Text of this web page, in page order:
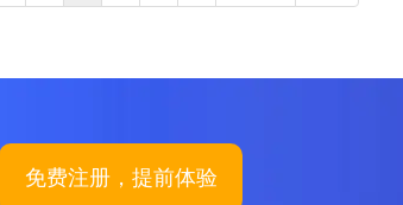
免费注册，提前体验